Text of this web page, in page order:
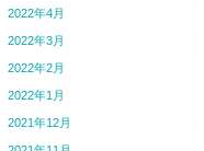
2022年4月
2022年3月
2022年2月
2022年1月
2021年12月